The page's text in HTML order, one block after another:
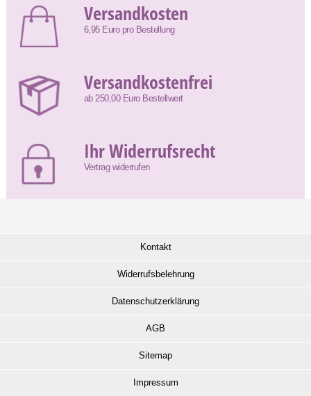
Versandkosten
6,95 Euro pro Bestellung
Versandkostenfrei
ab 250,00 Euro Bestellwert
Ihr Widerrufsrecht
Vertrag widerrufen
Kontakt
Widerrufsbelehrung
Datenschutzerklärung
AGB
Sitemap
Impressum